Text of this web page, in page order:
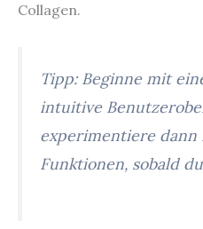
Collagen.
Tipp: Beginne mit
intuitive
experimentiere
Funktionen, sobald